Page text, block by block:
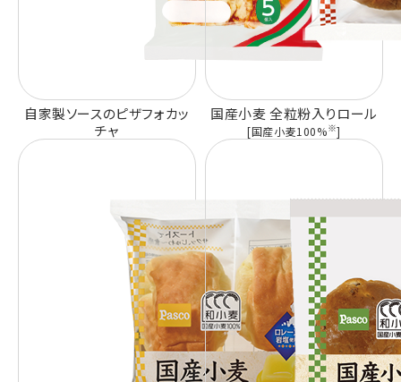
自家製ソースのピザフォカッ
チャ
国産小麦 全粒粉入りロール
[国産小麦100%※]